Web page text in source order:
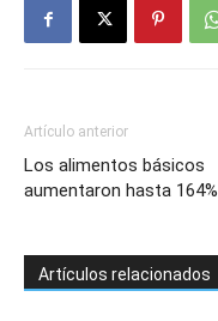
Artículo anterior
Los alimentos básicos
aumentaron hasta 164%
Artículos relacionados